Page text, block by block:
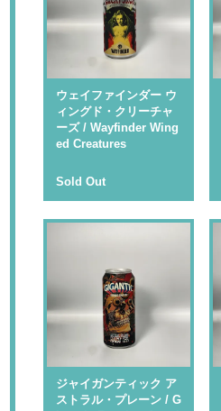
ウェイファインダー ウ
ィングド・クリーチャ
ーズ / Wayfinder Wing
ed Creatures
Sold Out
ジャイガンティック ア
ストラル・プレーン / G